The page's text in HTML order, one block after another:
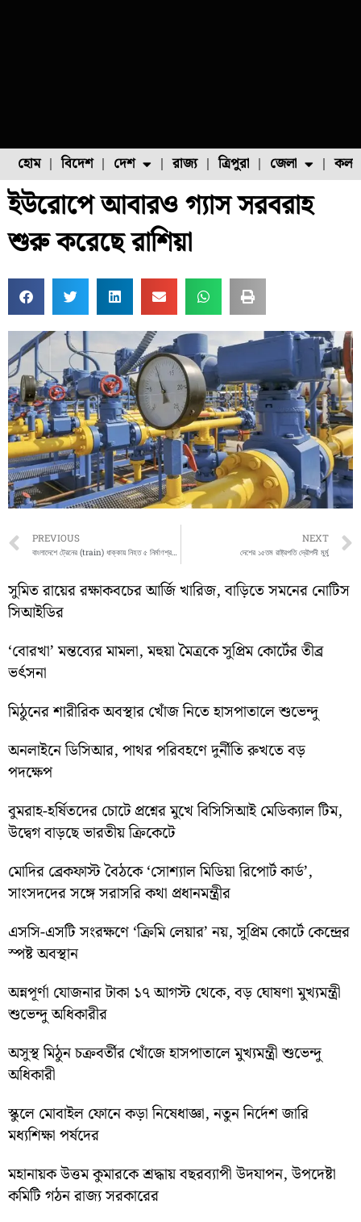
হোম বিদেশ দেশ
ফুল চাষ ফল চাষ মাছ চাষ
রাজ্য ত্রিপুরা জেলা
উত্তর ২৪ পরগনা
ইউরোপে আবারও গ্যাস সরবরাহ
শুরু করেছে রাশিয়া
Prev
PREVIOUS
বাংলাদেশে ট্রেনের (train) ধাক্কায় নিহত ৫ নির্মাণশ্রমিক
NEXT
দেশের ১৫তম রাষ্ট্রপতি দ্রৌপদী মুর্মু
সুমিত রায়ের রক্ষাকবচের আর্জি খারিজ, বাড়িতে সমনের নোটিস
সিআইডির
‘বোরখা’ মন্তব্যের মামলা, মহুয়া মৈত্রকে সুপ্রিম কোর্টের তীব্র
ভর্ৎসনা
মিঠুনের শারীরিক অবস্থার খোঁজ নিতে হাসপাতালে শুভেন্দু
অনলাইনে ডিসিআর, পাথর পরিবহণে দুর্নীতি রুখতে বড়
পদক্ষেপ
বুমরাহ-হর্ষিতদের চোটে প্রশ্নের মুখে বিসিসিআই মেডিক্যাল টিম,
উদ্বেগ বাড়ছে ভারতীয় ক্রিকেটে
মোদির ব্রেকফাস্ট বৈঠকে ‘সোশ্যাল মিডিয়া রিপোর্ট কার্ড’,
সাংসদদের সঙ্গে সরাসরি কথা প্রধানমন্ত্রীর
এসসি-এসটি সংরক্ষণে ‘ক্রিমি লেয়ার’ নয়, সুপ্রিম কোর্টে কেন্দ্রের
স্পষ্ট অবস্থান
অন্নপূর্ণা যোজনার টাকা ১৭ আগস্ট থেকে, বড় ঘোষণা মুখ্যমন্ত্রী
শুভেন্দু অধিকারীর
অসুস্থ মিঠুন চক্রবর্তীর খোঁজে হাসপাতালে মুখ্যমন্ত্রী শুভেন্দু
অধিকারী
স্কুলে মোবাইল ফোনে কড়া নিষেধাজ্ঞা, নতুন নির্দেশ জারি
মধ্যশিক্ষা পর্ষদের
মহানায়ক উত্তম কুমারকে শ্রদ্ধায় বছরব্যাপী উদযাপন, উপদেষ্টা
কমিটি গঠন রাজ্য সরকারের